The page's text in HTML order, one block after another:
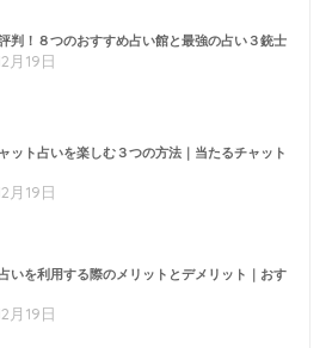
判！８つのおすすめ占い館と最強の占い３銃士
月19日
ット占いを楽しむ３つの方法｜当たるチャット
月19日
いを利用する際のメリットとデメリット｜おす
月19日